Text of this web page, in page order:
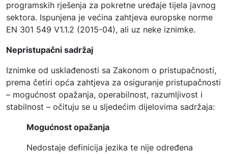
programskih rješenja za pokretne uređaje tijela javnog
sektora. Ispunjena je većina zahtjeva europske norme
EN 301 549 V1.1.2 (2015-04), ali uz neke iznimke.
Nepristupačni sadržaj
Iznimke od usklađenosti sa Zakonom o pristupačnosti,
prema četiri opća zahtjeva za osiguranje pristupačnosti
– mogućnost opažanja, operabilnost, razumljivost i
stabilnost – očituju se u sljedećim dijelovima sadržaja:
Mogućnost opažanja
Nedostaje definicija jezika te nije određena